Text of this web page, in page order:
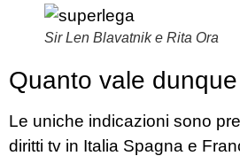
Sir Len Blavatnik e Rita Ora
Quanto vale
Le uniche indicazioni sono
diritti tv in Italia Spagna e